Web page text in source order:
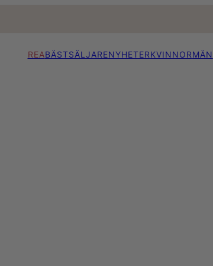
REABÄSTSÄLJARENYHETERKVINNORMÄN